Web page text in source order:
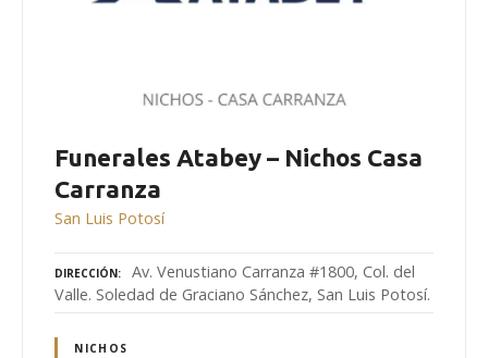
Funerales Atabey – Nichos Casa
Carranza
San Luis Potosí
DIRECCIÓN
Av. Venustiano Carranza #1800, Col. del
Valle. Soledad de Graciano Sánchez, San Luis Potosí.
NICHOS